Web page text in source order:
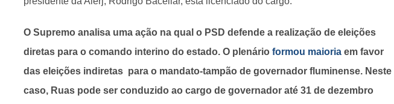
O Supremo analisa uma ação na qual o PSD defende a realização de eleições
diretas para o comando interino do estado. O plenário formou maioria em favor
das eleições indiretas para o mandato-tampão de governador fluminense. Neste
caso, Ruas pode ser conduzido ao cargo de governador até 31 de dezembro